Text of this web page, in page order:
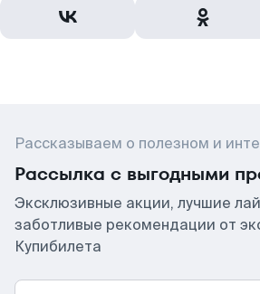
Рассказываем о полезном и
Рассылка с выгодными
Эксклюзивные акции, лучшие
заботливые рекомендации от
Купибилета